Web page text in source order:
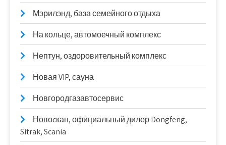
Мэрилэнд, база семейного отдыха
На кольце, автомоечный комплекс
Нептун, оздоровительный комплекс
Новая VIP, сауна
Новгородгазавтосервис
Новоcкан, официальный дилер Dongfeng,
Sitrak, Scania